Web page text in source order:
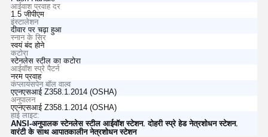
आईवाश प्रवाह दर
1.5 जीपीएम
इंस्टालेशन
दीवार पर चढ़ा हुआ
स्नान के सिर
स्वयं बंद होने
कटोरा
स्टेनलेस स्टील का कटोरा
आईवॉश स्प्रे पैटर्न
नरम प्रवाह
कंप्लायंसपेन बॉल वाल्व
एएनएसआई Z358.1.2014 (OSHA)
अनुपालन
एएनएसआई Z358.1.2014 (OSHA)
हाई लाइट:
ANSI-अनुपालक स्टेनलेस स्टील आईवॉश स्टेशन,दोहरी स्प्रे हेड नेत्रशोधन स्टेशन,
वारंटी के साथ आपातकालीन नेत्रशोधन स्टेशन